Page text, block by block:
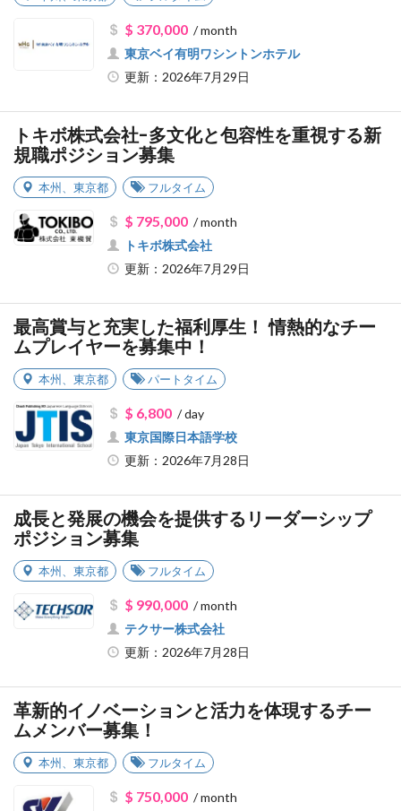
$ 370,000/ month
東京ベイ有明ワシントンホテル
更新：2026年7月29日
トキボ株式会社-多文化と包容性を重視する新
規職ポジション募集
本州 東京都 フルタイム
$ 795,000/ month
トキボ株式会社
更新：2026年7月29日
最高賞与と充実した福利厚生！ 情熱的なチー
ムプレイヤーを募集中！
本州 東京都 パートタイム
$ 6,800/ day
東京国際日本語学校
更新：2026年7月28日
成長と発展の機会を提供するリーダーシップ
ポジション募集
本州 東京都 フルタイム
$ 990,000/ month
テクサー株式会社
更新：2026年7月28日
革新的イノベーションと活力を体現するチー
ムメンバー募集！
本州 東京都 フルタイム
$ 750,000/ month